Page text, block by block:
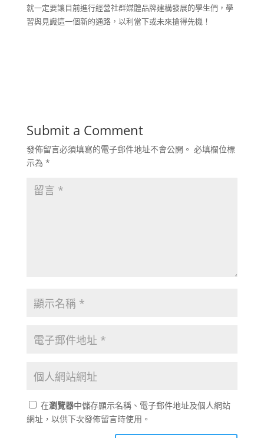
就一定要讓目前進行經營社群媒體品牌建構發展的學生們，學
習與見識這一個新的通路，以利當下或未來搶得先機！
Submit a Comment
發佈留言必須填寫的電子郵件地址不會公開。 必填欄位標
示為 *
在瀏覽器中儲存顯示名稱、電子郵件地址及個人網站
網址，以供下次發佈留言時使用。